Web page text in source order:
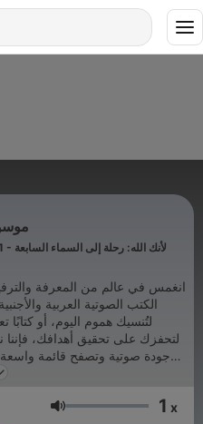
351 - لأنك الله: رحلة إلى السماء السابعة
انغمس في عالم من المعرفة
الكتب الصوتية العربية
لتُنسيك هموم اليوم، أو كتابًا
لتحفزك على تحقيق أهدافك،
جودة صوتية وتصفح قائمة
والأعمار. اشترك الآن
ระดับเสียง 1 x